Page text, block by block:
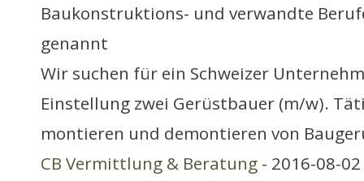
Baukonstruktions- und verwandte
genannt
Wir suchen für ein Schweizer
Einstellung zwei Gerüstbauer (m/w).
montieren und demontieren von
CB Vermittlung & Beratung - 2016-08-